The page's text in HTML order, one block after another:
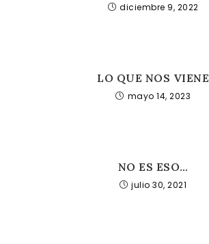
diciembre 9, 2022
LO QUE NOS VIENE
mayo 14, 2023
NO ES ESO…
julio 30, 2021